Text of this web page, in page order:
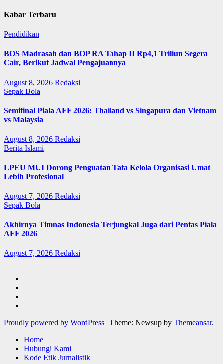
Kabar Terbaru
Pendidikan
BOS Madrasah dan BOP RA Tahap II Rp4,1 Triliun Segera
Cair, Berikut Jadwal Pengajuannya
August 8, 2026 Redaksi
Sepak Bola
Semifinal Piala AFF 2026: Thailand vs Singapura dan Vietnam
vs Malaysia
August 8, 2026 Redaksi
Berita Islami
LPEU MUI Dorong Penguatan Tata Kelola Organisasi Umat
Lebih Profesional
August 7, 2026 Redaksi
Sepak Bola
Akhirnya Timnas Indonesia Terjungkal Juga dari Pentas Piala
AFF 2026
August 7, 2026 Redaksi
Proudly powered by WordPress | Theme: Newsup by Themeansar.
Home
Hubungi Kami
Kode Etik Jurnalistik